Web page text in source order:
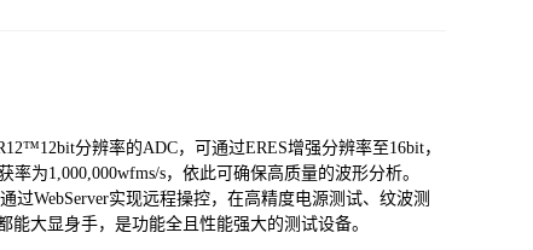
分辨率的ADC，可通过ERES增强分辨率至16bit，
为1,000,000wfms/s，依此可确保高质量的波形分析。
过WebServer实现远程操控，在高精度电源测试、纹波测
大显身手，是功能全且性能强大的测试设备。